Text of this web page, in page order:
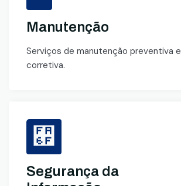
Manutenção
Serviços de manutenção preventiva e
corretiva.
Segurança da